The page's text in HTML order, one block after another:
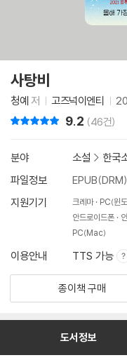
사탕비
청예저 고즈넉이엔티
9.2 (46건)
분야 소설 > 한국
파일정보
EPUB(DRM)
지원기기
크레마 PC(윈
안드로이드폰
PC(Mac)
이용안내 TTS 가능
종이책 구매
도서정보